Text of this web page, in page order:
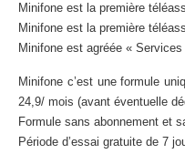
Minifone est la première
Minifone est la première
Minifone est agréée «
Minifone c’est une formule
24,9/ mois (avant éventuelle
Formule sans abonnement et
Période d’essai gratuite de 7